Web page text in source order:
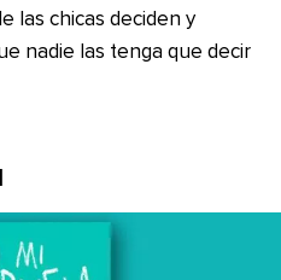
las chicas deciden y
nadie las tenga que decir